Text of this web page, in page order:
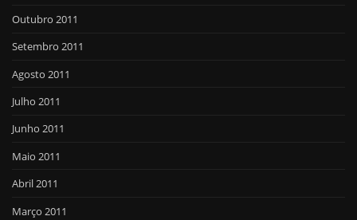
Outubro 2011
Setembro 2011
Agosto 2011
Julho 2011
Junho 2011
Maio 2011
Abril 2011
Março 2011